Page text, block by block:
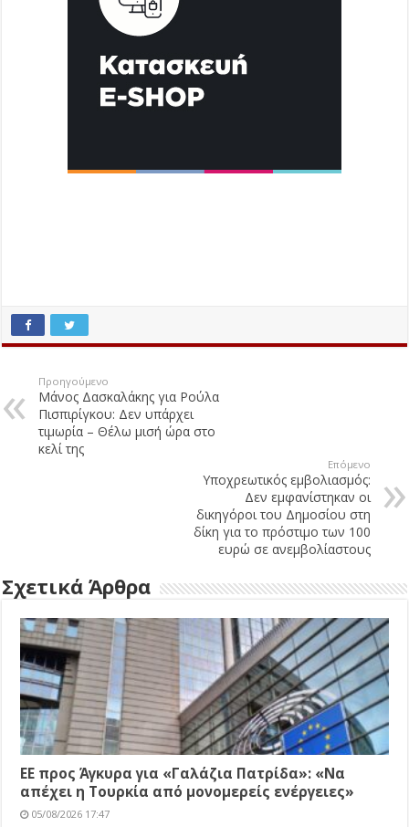
Προηγούμενο
Μάνος Δασκαλάκης για Ρούλα
Πισπιρίγκου: Δεν υπάρχει
τιμωρία – Θέλω μισή ώρα στο
κελί της
Επόμενο
Υποχρεωτικός εμβολιασμός:
Δεν εμφανίστηκαν οι
δικηγόροι του Δημοσίου στη
δίκη για το πρόστιμο των 100
ευρώ σε ανεμβολίαστους
Σχετικά Άρθρα
EE προς Άγκυρα για «Γαλάζια Πατρίδα»: «Να
απέχει η Τουρκία από μονομερείς ενέργειες»
05/08/2026 17:47